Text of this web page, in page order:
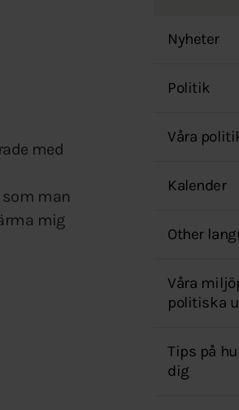
med
man
mig
över
menyn
Nyheter
Politik
Våra
Kalender
Other
Våra
politiska
Tips på
dig